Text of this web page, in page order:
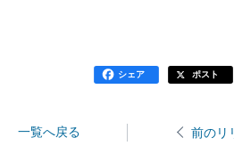
シェア ポスト
一覧へ戻る 前のリ